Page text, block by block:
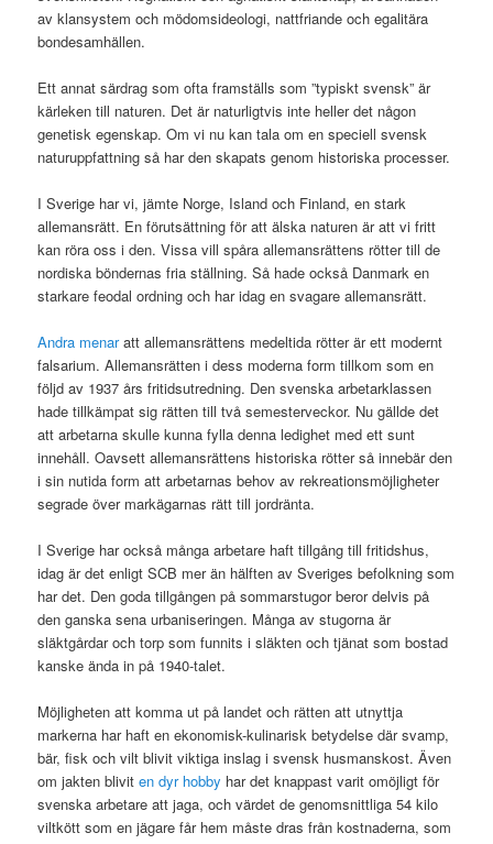
av klansystem och mödomsideologi, nattfriande och egalitära
bondesamhällen.
Ett annat särdrag som ofta framställs som ”typiskt svensk” är
kärleken till naturen. Det är naturligtvis inte heller det någon
genetisk egenskap. Om vi nu kan tala om en speciell svensk
naturuppfattning så har den skapats genom historiska processer.
I Sverige har vi, jämte Norge, Island och Finland, en stark
allemansrätt. En förutsättning för att älska naturen är att vi fritt
kan röra oss i den. Vissa vill spåra allemansrättens rötter till de
nordiska böndernas fria ställning. Så hade också Danmark en
starkare feodal ordning och har idag en svagare allemansrätt.
Andra menaratt allemansrättens medeltida rötter är ett modernt
falsarium. Allemansrätten i dess moderna form tillkom som en
följd av 1937 års fritidsutredning. Den svenska arbetarklassen
hade tillkämpat sig rätten till två semesterveckor. Nu gällde det
att arbetarna skulle kunna fylla denna ledighet med ett sunt
innehåll. Oavsett allemansrättens historiska rötter så innebär den
i sin nutida form att arbetarnas behov av rekreationsmöjligheter
segrade över markägarnas rätt till jordränta.
I Sverige har också många arbetare haft tillgång till fritidshus,
idag är det enligt SCB mer än hälften av Sveriges befolkning som
har det. Den goda tillgången på sommarstugor beror delvis på
den ganska sena urbaniseringen. Många av stugorna är
släktgårdar och torp som funnits i släkten och tjänat som bostad
kanske ända in på 1940-talet.
Möjligheten att komma ut på landet och rätten att utnyttja
markerna har haft en ekonomisk-kulinarisk betydelse där svamp,
bär, fisk och vilt blivit viktiga inslag i svensk husmanskost. Även
om jakten bliviten dyr hobby har det knappast varit omöjligt för
svenska arbetare att jaga, och värdet de genomsnittliga 54 kilo
viltkött som en jägare får hem måste dras från kostnaderna, som